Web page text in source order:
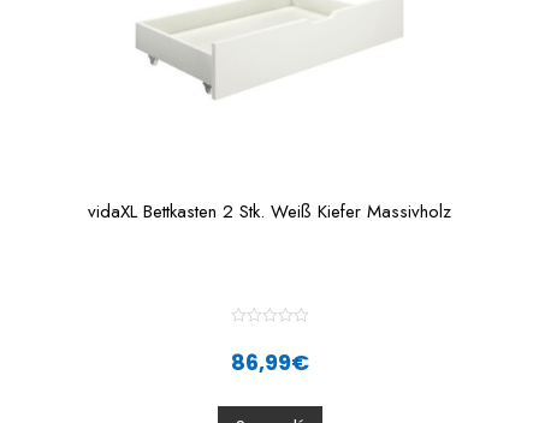
vidaXL Bettkasten 2 Stk. Weiß Kiefer Massivholz
a
t
0
86,99€